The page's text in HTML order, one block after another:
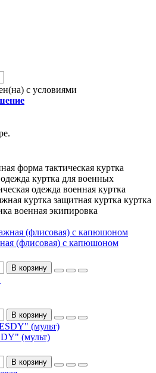
с условиями
форма тактическая куртка
куртка для военных
одежда военная куртка
куртка защитная куртка куртка
военная экипировка
(флисовая) с капюшоном
В корзину
В корзину
(мульт)
В корзину